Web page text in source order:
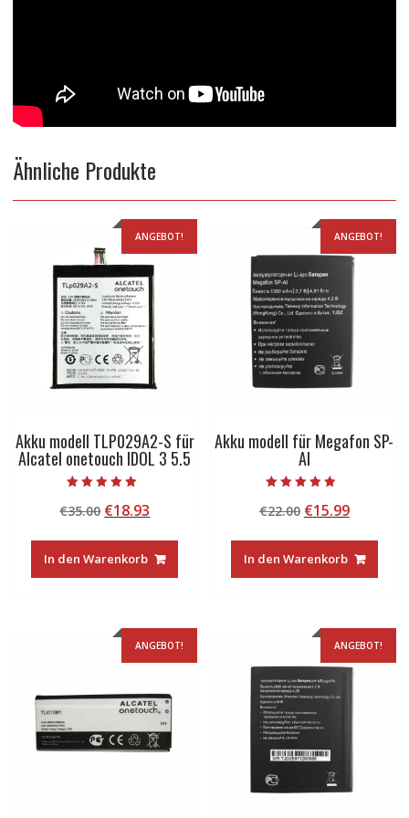
Ähnliche Produkte
ANGEBOT!
Akku modell TLP029A2-S für
Alcatel onetouch IDOL 3 5.5
5.00
von 5
€35.00 Ursprünglicher
war:
€35.00
€18.93
ist:
€18.93.
In den Warenkorb
ANGEBOT!
Akku modell für Megafon SP-
AI
4.50
von 5
€22.00 Ursprünglicher
war:
€22.00
€15.99
ist:
€15.99.
In den Warenkorb
ANGEBOT! ANGEBOT!